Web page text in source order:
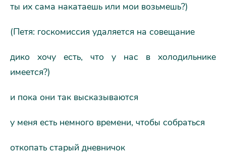
ты их сама накатаешь или мои возьмешь?)
(Петя: госкомиссия удаляется на совещание
дико хочу есть, что у нас в холодильнике
имеется?)
и пока они так высказываются
у меня есть немного времени, чтобы собраться
откопать старый дневничок